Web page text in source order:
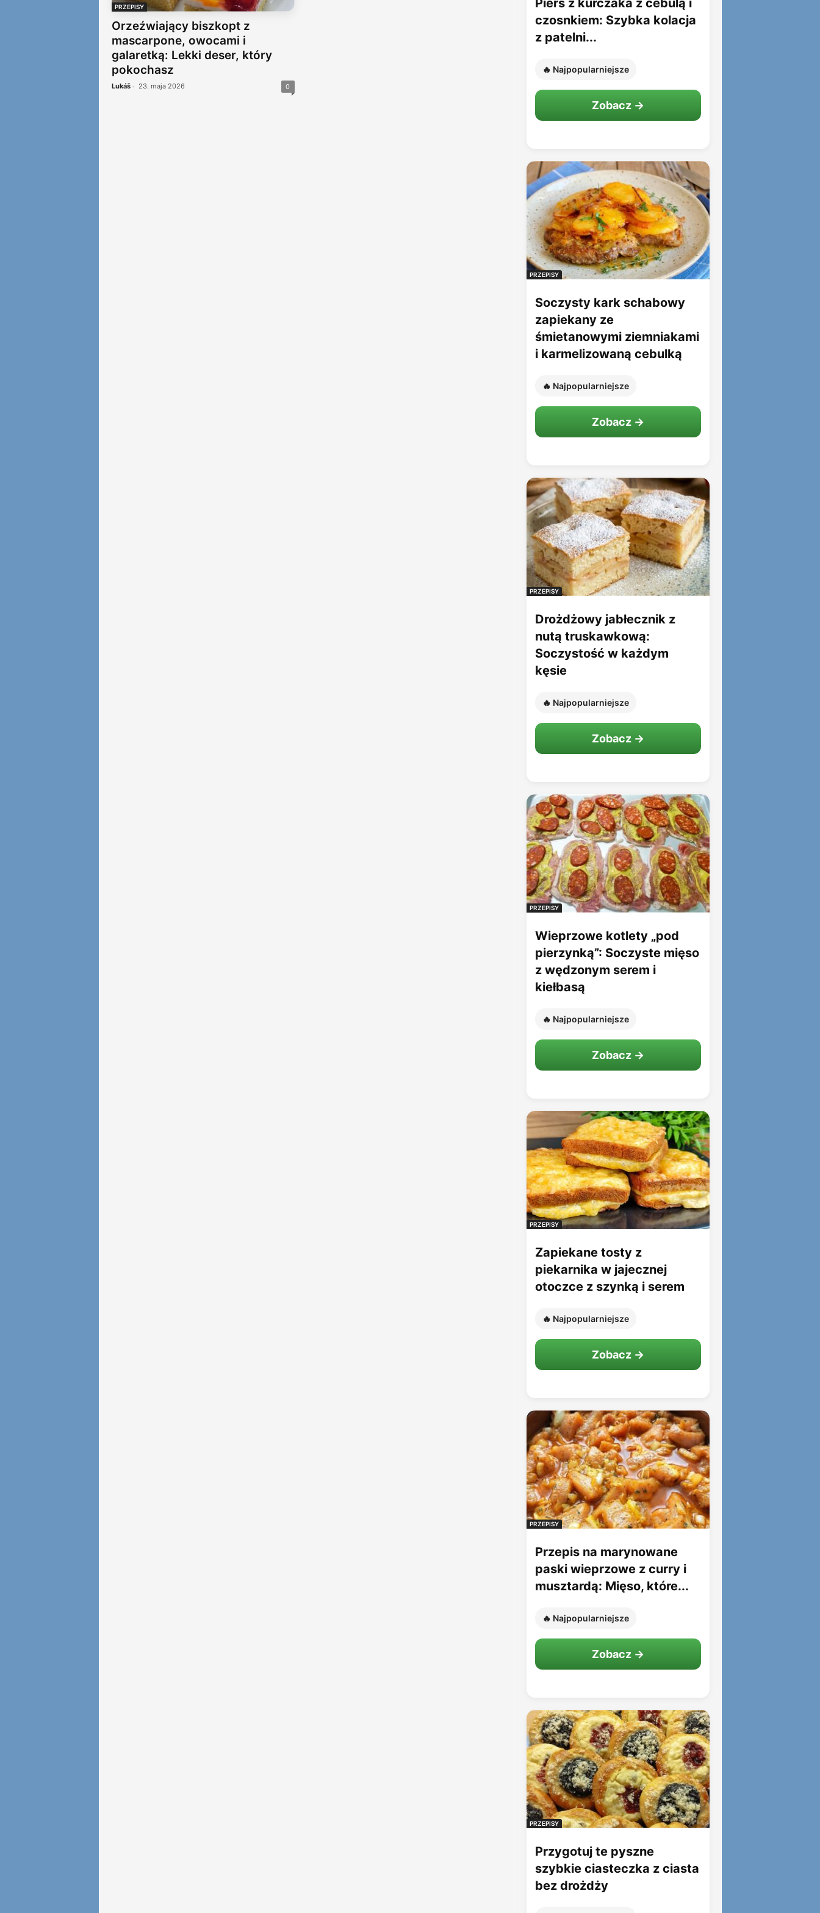
PRZEPISY
Orzeźwiający biszkopt z
mascarpone, owocami i
galaretką: Lekki deser, który
pokochasz
Lukáš - 23. maja 2026 0
Pierś z kurczaka z cebulą i
czosnkiem: Szybka kolacja
z patelni...
🔥 Najpopularniejsze
Zobacz →
PRZEPISY
Soczysty kark schabowy
zapiekany ze
śmietanowymi ziemniakami
i karmelizowaną cebulką
🔥 Najpopularniejsze
Zobacz →
PRZEPISY
Drożdżowy jabłecznik z
nutą truskawkową:
Soczystość w każdym
kęsie
🔥 Najpopularniejsze
Zobacz →
PRZEPISY
Wieprzowe kotlety „pod
pierzynką”: Soczyste mięso
z wędzonym serem i
kiełbasą
🔥 Najpopularniejsze
Zobacz →
PRZEPISY
Zapiekane tosty z
piekarnika w jajecznej
otoczce z szynką i serem
🔥 Najpopularniejsze
Zobacz →
PRZEPISY
Przepis na marynowane
paski wieprzowe z curry i
musztardą: Mięso, które...
🔥 Najpopularniejsze
Zobacz →
PRZEPISY
Przygotuj te pyszne
szybkie ciasteczka z ciasta
bez drożdży